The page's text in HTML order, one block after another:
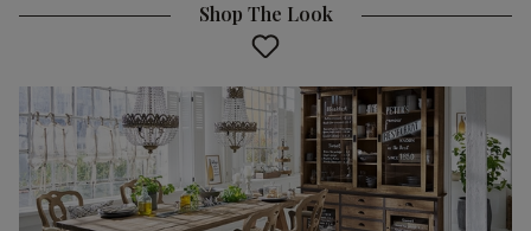
Shop The Look